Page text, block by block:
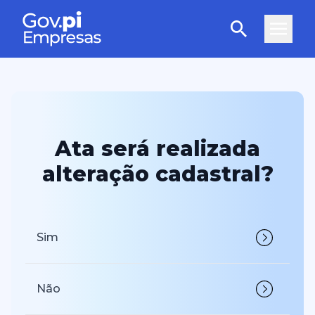
Ata será realizada
alteração cadastral?
Sim
Não